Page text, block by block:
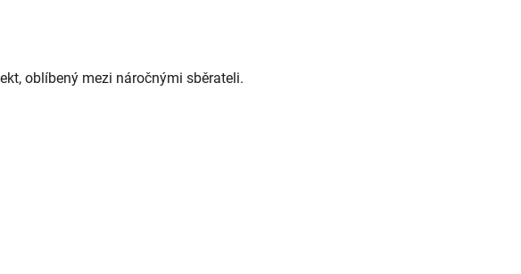
oblíbený mezi náročnými sběrateli.